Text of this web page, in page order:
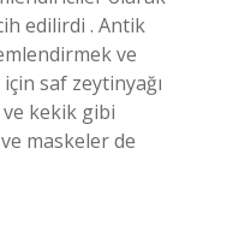
edilirdi . Antik
ve
saf zeytinyağı
ve kekik gibi
maskeler de